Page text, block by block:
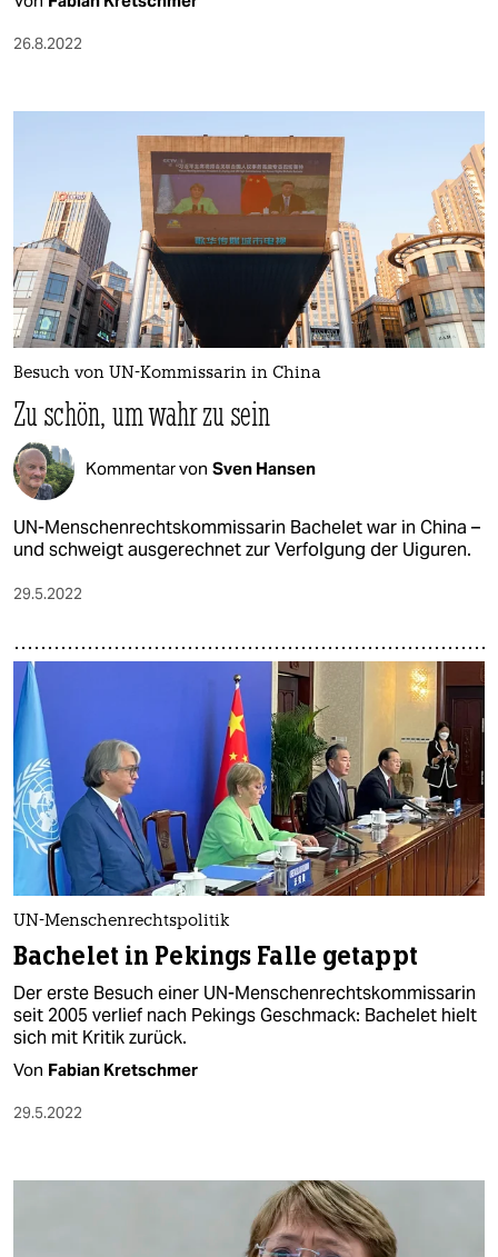
26.8.2022
Besuch von UN-Kommissarin in China
Zu schön, um wahr zu sein
Kommentar von Sven Hansen
UN-Menschenrechtskommissarin Bachelet war in China –
und schweigt ausgerechnet zur Verfolgung der Uiguren.
29.5.2022
UN-Menschenrechtspolitik
Bachelet in Pekings Falle getappt
Der erste Besuch einer UN-Menschenrechtskommissarin
seit 2005 verlief nach Pekings Geschmack: Bachelet hielt
sich mit Kritik zurück.
Von Fabian Kretschmer
29.5.2022